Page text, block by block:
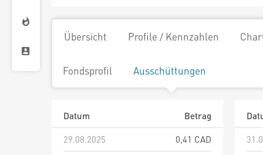
Übersicht Profile / Kennzahlen
Fondsprofil Ausschüttungen
Datum
Betrag
29.08.2025
0,41 CAD